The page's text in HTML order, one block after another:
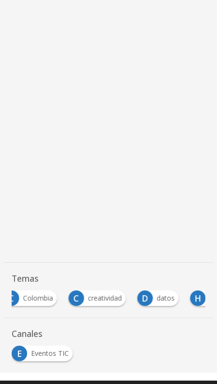
Temas
C
creatividad D datos H Humanidades
Canales
E
Eventos TIC